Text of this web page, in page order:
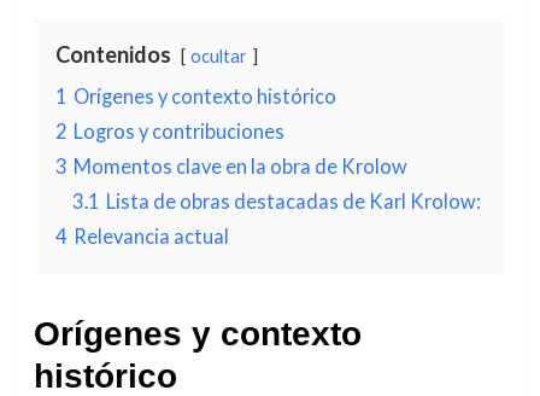
Contenidos ocultar
1 Orígenes y contexto histórico
2 Logros y contribuciones
3 Momentos clave en la obra de Krolow
3.1 Lista de obras destacadas de Karl Krolow:
4 Relevancia actual
Orígenes y contexto
histórico